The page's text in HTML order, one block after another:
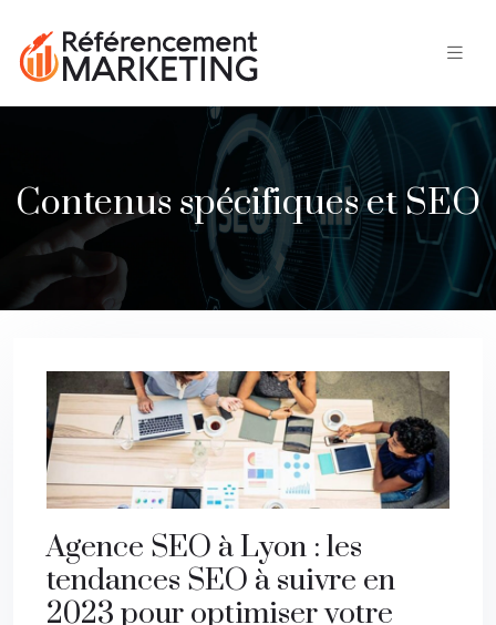
Contenus spécifiques et SEO
Agence SEO à Lyon : les
tendances SEO à suivre en
2023 pour optimiser votre